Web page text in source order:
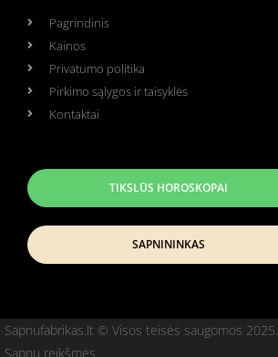
Pagrindinis
Kainos
Privatumo politika
Pirkimo sąlygos ir taisyklės
Kontaktai
TIKSLŪS HOROSKOPAI
SAPNININKAS
Sapnufabrikas.lt © Visos teisės saugomos 2025.
Sapnų reikšmės